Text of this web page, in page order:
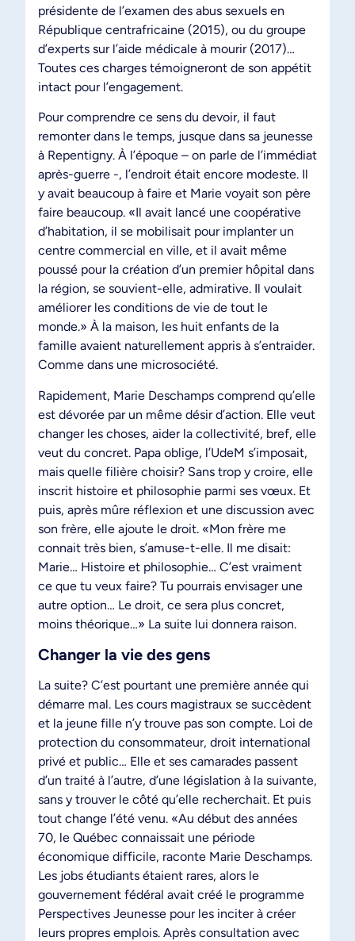
présidente de l’examen des abus sexuels en
République centrafricaine (2015), ou du groupe
d’experts sur l’aide médicale à mourir (2017)…
Toutes ces charges témoigneront de son appétit
intact pour l’engagement.
Pour comprendre ce sens du devoir, il faut
remonter dans le temps, jusque dans sa jeunesse
à Repentigny. À l’époque – on parle de l’immédiat
après-guerre -, l’endroit était encore modeste. Il
y avait beaucoup à faire et Marie voyait son père
faire beaucoup. «Il avait lancé une coopérative
d’habitation, il se mobilisait pour implanter un
centre commercial en ville, et il avait même
poussé pour la création d’un premier hôpital dans
la région, se souvient-elle, admirative. Il voulait
améliorer les conditions de vie de tout le
monde.» À la maison, les huit enfants de la
famille avaient naturellement appris à s’entraider.
Comme dans une microsociété.
Rapidement, Marie Deschamps comprend qu’elle
est dévorée par un même désir d’action. Elle veut
changer les choses, aider la collectivité, bref, elle
veut du concret. Papa oblige, l’UdeM s’imposait,
mais quelle filière choisir? Sans trop y croire, elle
inscrit histoire et philosophie parmi ses vœux. Et
puis, après mûre réflexion et une discussion avec
son frère, elle ajoute le droit. «Mon frère me
connait très bien, s’amuse-t-elle. Il me disait:
Marie… Histoire et philosophie… C’est vraiment
ce que tu veux faire? Tu pourrais envisager une
autre option… Le droit, ce sera plus concret,
moins théorique…» La suite lui donnera raison.
Changer la vie des gens
La suite? C’est pourtant une première année qui
démarre mal. Les cours magistraux se succèdent
et la jeune fille n’y trouve pas son compte. Loi de
protection du consommateur, droit international
privé et public… Elle et ses camarades passent
d’un traité à l’autre, d’une législation à la suivante,
sans y trouver le côté qu’elle recherchait. Et puis
tout change l’été venu. «Au début des années
70, le Québec connaissait une période
économique difficile, raconte Marie Deschamps.
Les jobs étudiants étaient rares, alors le
gouvernement fédéral avait créé le programme
Perspectives Jeunesse pour les inciter à créer
leurs propres emplois. Après consultation avec